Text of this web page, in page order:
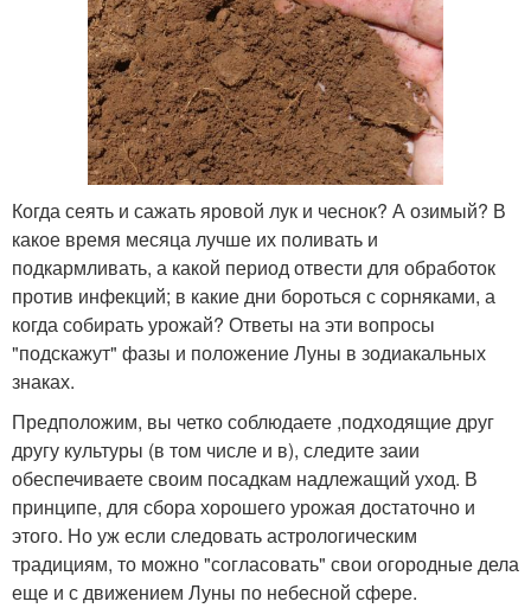
Когда сеять и сажать яровой лук и чеснок? А озимый? В
какое время месяца лучше их поливать и
подкармливать, а какой период отвести для обработок
против инфекций; в какие дни бороться с сорняками, а
когда собирать урожай? Ответы на эти вопросы
"подскажут" фазы и положение Луны в зодиакальных
знаках.
Предположим, вы четко соблюдаете ,подходящие друг
другу культуры (в том числе и в), следите заии
обеспечиваете своим посадкам надлежащий уход. В
принципе, для сбора хорошего урожая достаточно и
этого. Но уж если следовать астрологическим
традициям, то можно "согласовать" свои огородные дела
еще и с движением Луны по небесной сфере.